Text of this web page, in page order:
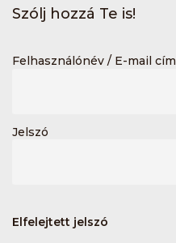
Szólj hozzá Te is!
Felhasználónév / E-mail cím
Jelszó
Elfelejtett jelszó